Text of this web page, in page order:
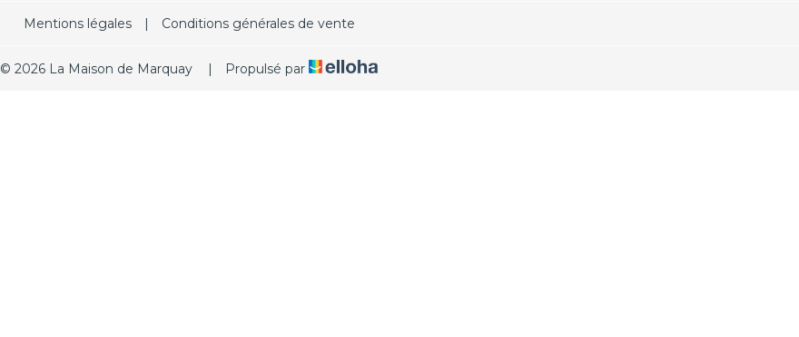
Mentions légales | Conditions générales de vente
© 2026 La Maison de Marquay | Propulsé par